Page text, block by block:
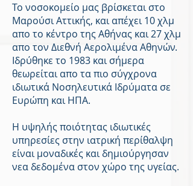
Το νοσοκομείο μας βρίσκεται στο
Μαρούσι Αττικής, και απέχει 10 χλμ
απο το κέντρο της Αθήνας και 27 χλμ
απο τον Διεθνή Αερολιμένα Αθηνών.
Ιδρύθηκε το 1983 και σήμερα
θεωρείται απο τα πιο σύγχρονα
ιδιωτικά Νοσηλευτικά Ιδρύματα σε
Ευρώπη και ΗΠΑ.
Η υψηλής ποιότητας ιδιωτικές
υπηρεσίες στην ιατρική περίθαλψη
είναι μοναδικές και δημιούργησαν
νεα δεδομένα στον χώρο της υγείας.